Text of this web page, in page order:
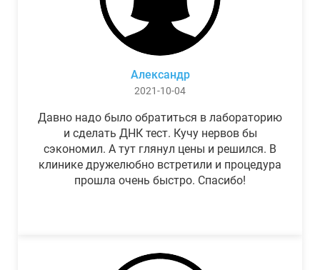
Александр
2021-10-04
Давно надо было обратиться в лабораторию
и сделать ДНК тест. Кучу нервов бы
сэкономил. А тут глянул цены и решился. В
клинике дружелюбно встретили и процедура
прошла очень быстро. Спасибо!